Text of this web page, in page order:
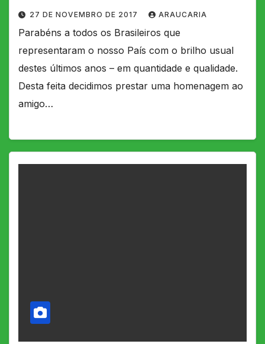
27 DE NOVEMBRO DE 2017 ARAUCARIA
Parabéns a todos os Brasileiros que
representaram o nosso País com o brilho usual
destes últimos anos – em quantidade e qualidade.
Desta feita decidimos prestar uma homenagem ao
amigo…